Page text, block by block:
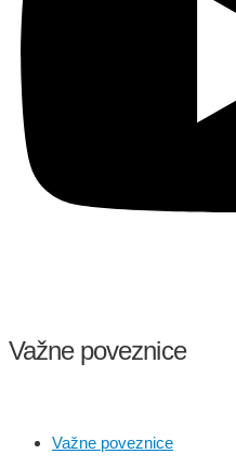
Važne poveznice
Važne poveznice